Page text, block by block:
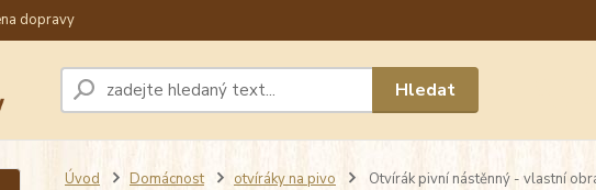
dopravy
Hledat
Úvod Domácnost otvíráky na pivo Otvírák pivní nástěnný - vlastní